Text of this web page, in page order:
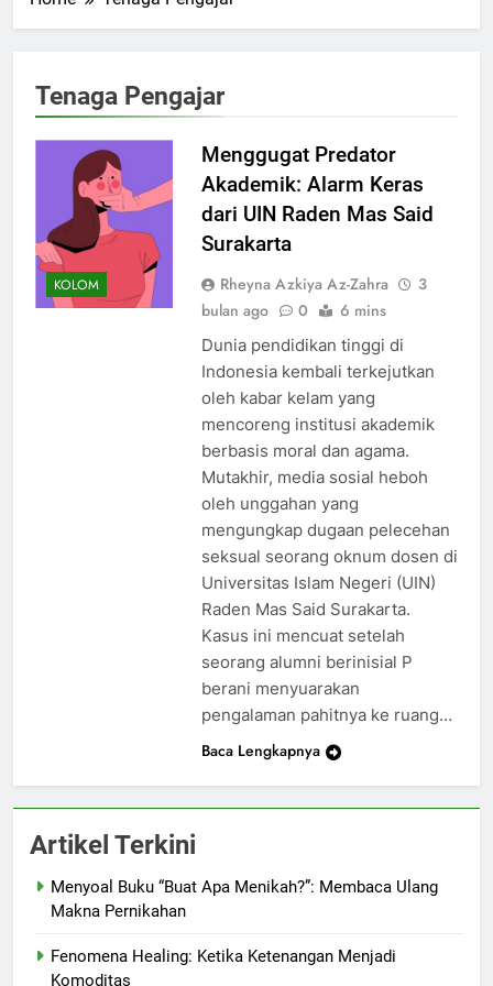
Tenaga Pengajar
KOLOM
Menggugat Predator
Akademik: Alarm Keras
dari UIN Raden Mas Said
Surakarta
Rheyna Azkiya Az-Zahra
3
bulan ago
0 6 mins
Dunia pendidikan tinggi di
Indonesia kembali terkejutkan
oleh kabar kelam yang
mencoreng institusi akademik
berbasis moral dan agama.
Mutakhir, media sosial heboh
oleh unggahan yang
mengungkap dugaan pelecehan
seksual seorang oknum dosen di
Universitas Islam Negeri (UIN)
Raden Mas Said Surakarta.
Kasus ini mencuat setelah
seorang alumni berinisial P
berani menyuarakan
pengalaman pahitnya ke ruang…
Baca Lengkapnya
Artikel Terkini
Menyoal Buku “Buat Apa Menikah?”: Membaca Ulang
Makna Pernikahan
Fenomena Healing: Ketika Ketenangan Menjadi
Komoditas